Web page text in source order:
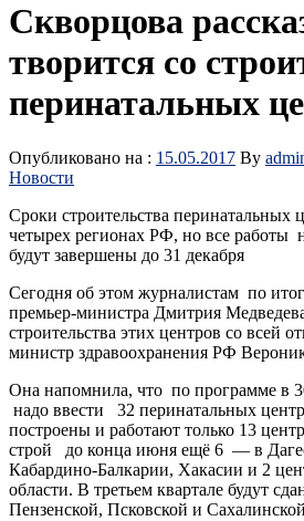
Скворцова
творится со
перинатальных
Опубликовано на : 15.05.2017 By
Новости
Сроки строительства перинатальных
четырех регионах РФ, но все работы
будут завершены до 31 декабря
Сегодня об этом журналистам по
премьер-министра Дмитрия
строительства этих центров со всей
министр здравоохранения РФ
Она напомнила, что по программе в
надо ввести 32 перинатальных
построены и работают только 13
строй до конца июня ещё 6 — в
Кабардино-Балкарии, Хакасии и 2
области. В третьем квартале будут
Пензенской, Псковской и